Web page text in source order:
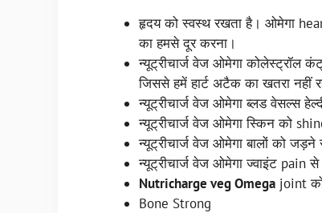
हृदय को स्वस्थ रखता है। ओमेगा
का हमसे दूर करना।
न्यूट्रीचार्ज वेज ओमेगा कोलेस्ट्रॉल
जिससे हमें हार्ट अटैक का खतरा नहीं
न्यूट्रीचार्ज वेज ओमेगा ब्लड वेसल्स
न्यूट्रीचार्ज वेज ओमेगा स्किन को
न्यूट्रीचार्ज वेज ओमेगा बालों को जड़ने
न्यूट्रीचार्ज वेज ओमेगा ज्वाइंट pain से
Nutricharge veg Omega joint
Bone Strong